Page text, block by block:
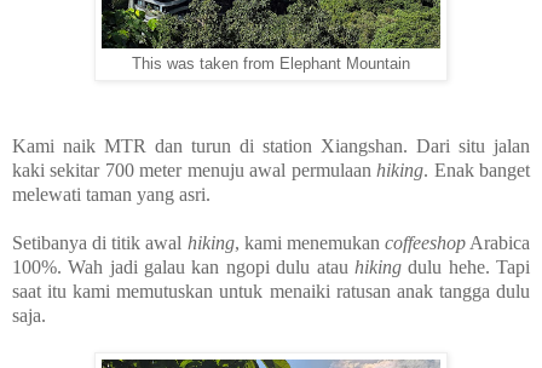
This was taken from Elephant Mountain
Kami naik MTR dan turun di station Xiangshan. Dari situ jalan
kaki sekitar 700 meter menuju awal permulaanhiking. Enak banget
melewati taman yang asri.
Setibanya di titik awal hiking, kami menemukan coffeeshopArabica
100%. Wah jadi galau kan ngopi dulu atau hikingdulu hehe. Tapi
saat itu kami memutuskan untuk menaiki ratusan anak tangga dulu
saja.